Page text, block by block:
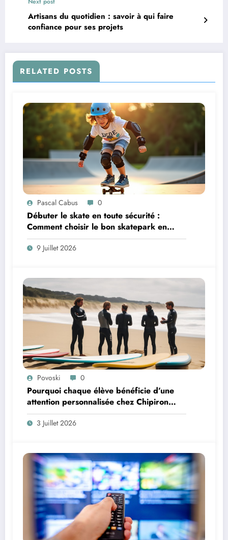
Artisans du quotidien : savoir à qui faire
confiance pour ses projets
RELATED POSTS
Pascal Cabus 0
Débuter le skate en toute sécurité :
Comment choisir le bon skatepark en
France ?
9 Juillet 2026
Povoski 0
Pourquoi chaque élève bénéficie d’une
attention personnalisée chez Chipiron
Surfschool à Capbreton
3 Juillet 2026